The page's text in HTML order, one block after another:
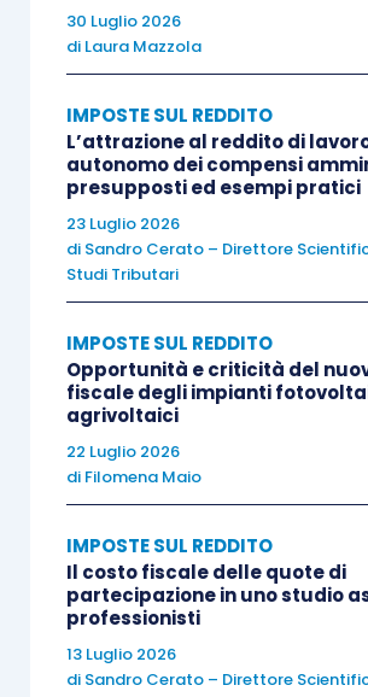
delleasing
che la disciplina delle
trova riferimenti all’articolo 15
alD.M. 30.07.2009) il cui
prevede laprosecuzione del
precedente, e quindi un
– fiscale, condizionato però al fatto
si determinerebbe unfenomeno
anomalaintesa come doppia
deduzione/tassazione di
Ove tale fenomeno non si
non si avrebbe un’operazione
assoggettare a regime transitorio
quindidiretta applicazione
standardcontabile (
Il primo punto cardine è allora
30 Luglio 2026
di Laura Mazzola
IMPOSTE SUL REDDITO
L’attrazione al reddito di
autonomo dei compensi
presupposti ed esempi pratici
23 Luglio 2026
di Sandro Cerato – Direttore
Studi Tributari
IMPOSTE SUL REDDITO
Opportunità e criticità del
fiscale degli impianti
agrivoltaici
22 Luglio 2026
di Filomena Maio
IMPOSTE SUL REDDITO
Il costo fiscale delle quote di
partecipazione in uno studio
professionisti
13 Luglio 2026
di Sandro Cerato – Direttore